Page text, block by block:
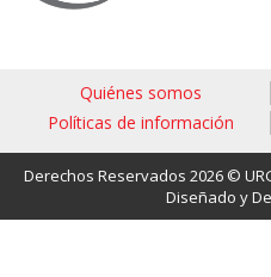
Quiénes somos
Políticas de información
Derechos Reservados 2026 ©
Diseñado y